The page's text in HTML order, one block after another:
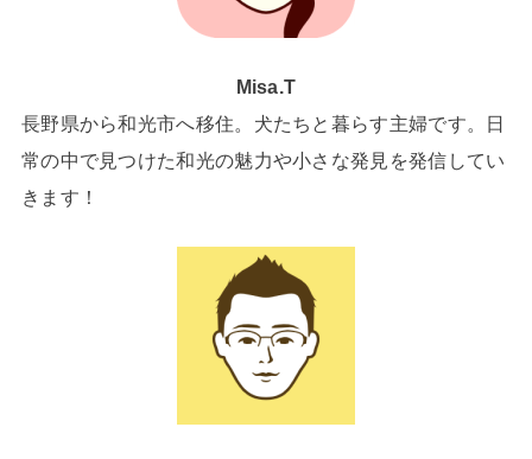
Misa.T
長野県から和光市へ移住。犬たちと暮らす主婦です。日
常の中で見つけた和光の魅力や小さな発見を発信してい
きます！